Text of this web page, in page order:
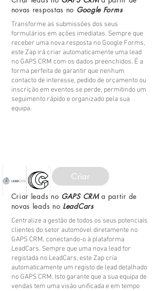
novas respostas no Google Forms
Transforme as submissões dos seus
formulários em ações imediatas. Sempre que
receber uma nova resposta no Google Forms,
este Zap irá criar automaticamente uma lead
no GAPS CRM com os dados preenchidos. É a
forma perfeita de garantir que nenhum
contacto de interesse, pedido de orçamento ou
inscrição em eventos se perde, permitindo um
seguimento rápido e organizado pela sua
equipa.
Criar
Criar leads no GAPS CRMa partir de
novas leads no LeadCars
Centralize a gestão de todos os seus potenciais
clientes do setor automóvel diretamente no
GAPS CRM, conectando-o à plataforma
LeadCars. Sempre que uma nova lead for
registada no LeadCars, este Zap cria
automaticamente um registo de lead detalhado
no GAPS CRM. Isto garante que a sua equipa de
vendas tem uma visão unificada e em tempo